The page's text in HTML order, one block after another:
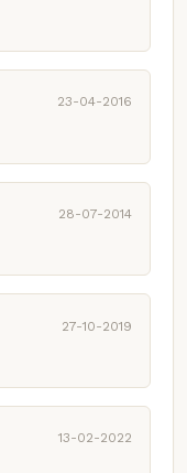
23-04-2016
28-07-2014
27-10-2019
13-02-2022